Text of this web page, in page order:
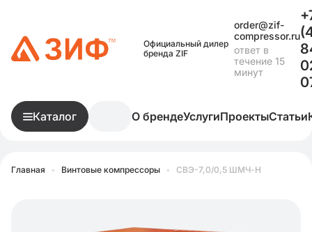
Официальный дилер
бренда ZIF
order@zif-
compressor.ru
ответ в
течение 15
минут
Каталог О брендеУслугиПроектыСтатьи
Главная • Винтовые компрессоры • СВЭ-7,0/0,5 ШМЧ-Н